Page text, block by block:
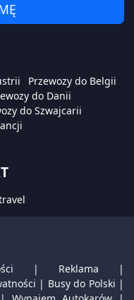
Przewozy do Belgii
do Danii
do Szwajcarii
| Reklama |
| Busy do Polski |